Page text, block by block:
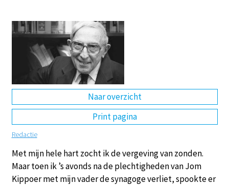
Naar overzicht
Print pagina
Redactie
Met mijn hele hart zocht ik de vergeving van zonden.
Maar toen ik ’s avonds na de plechtigheden van Jom
Kippoer met mijn vader de synagoge verliet, spookte er
DE EN